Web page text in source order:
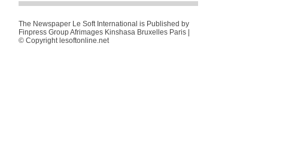
The Newspaper Le Soft International is Published by
Finpress Group Afrimages Kinshasa Bruxelles Paris |
© Copyright lesoftonline.net